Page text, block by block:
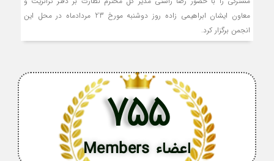
معاون ایشان ابراهیمی زاده روز دوشنبه مورخ 23 مردادماه در محل این
انجمن برگزار کرد.
اعضاء Members
755